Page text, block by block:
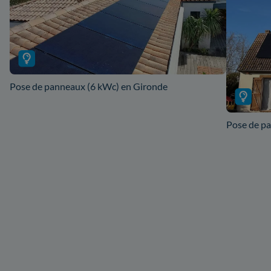
Pose de panneaux (6 kWc) en Gironde
Pose de